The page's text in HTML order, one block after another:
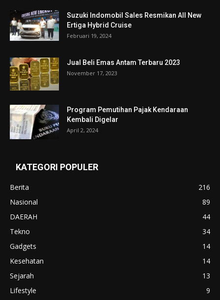
Suzuki Indomobil Sales Resmikan All New
Ertiga Hybrid Cruise
Februari 19, 2024
Jual Beli Emas Antam Terbaru 2023
November 17, 2023
Program Pemutihan Pajak Kendaraan
Kembali Digelar
April 2, 2024
KATEGORI POPULER
Berita
216
Nasional
89
DAERAH
44
Tekno
34
Gadgets
14
Kesehatan
14
Sejarah
13
Lifestyle
9